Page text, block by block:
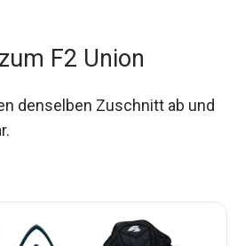
F2 Union
denselben Zuschnitt ab und